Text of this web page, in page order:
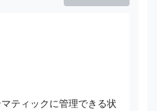
ティックに管理できる状